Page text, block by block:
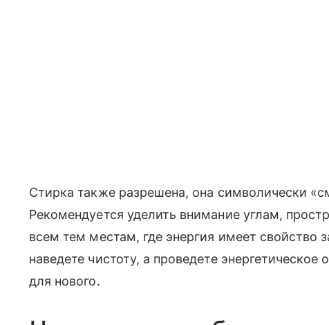
Стирка также разрешена, она символически
Рекомендуется уделить внимание углам,
всем тем местам, где энергия имеет свойство
наведете чистоту, а проведете
для нового.